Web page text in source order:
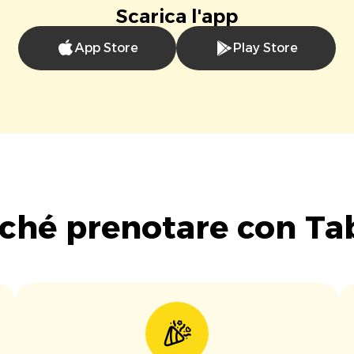
Scarica l'app
App Store Play Store
prenotare con